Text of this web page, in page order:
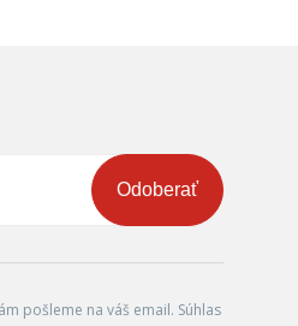
Odoberať
pošleme na váš email. Súhlas